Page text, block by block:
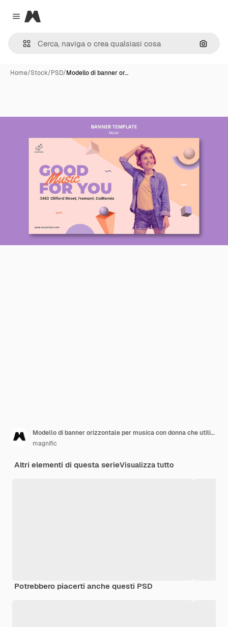
Close menu
Magnific
Cerca
Home/Stock/PSD/Modello di banner or…
Modello di banner orizzontale per musica con donna che utilizza le cuffie e balli
magnific
Altri elementi di questa serieVisualizza tutto
Potrebbero piacerti anche questi PSD